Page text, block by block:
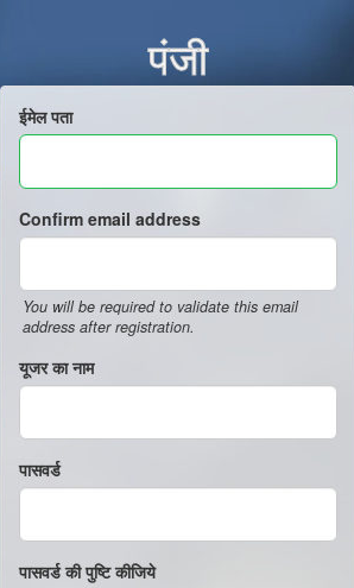
पंजी
ईमेल पता
Confirm email address
You will be required to validate this email
address after registration.
यूजर का नाम
पासवर्ड
पासवर्ड की पुष्टि कीजिये